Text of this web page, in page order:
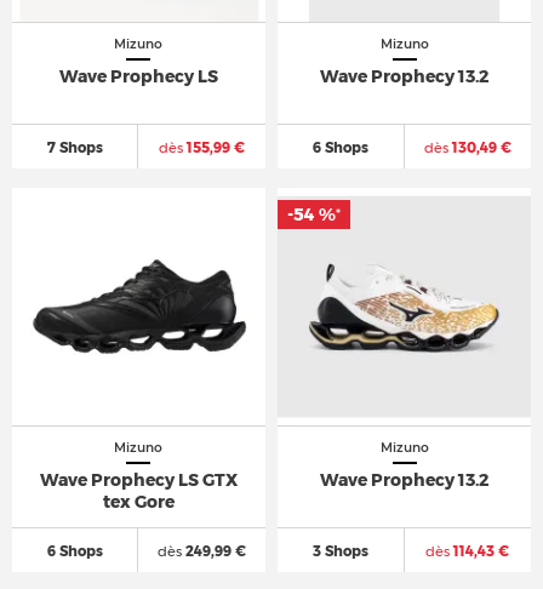
Mizuno
Wave Prophecy LS
7 Shops dès155,99 €
Mizuno
Wave Prophecy 13.2
6 Shops dès130,49 €
Mizuno
Wave Prophecy LS GTX
tex Gore
6 Shops dès249,99 €
Mizuno
Wave Prophecy 13.2
3 Shops dès114,43 €
-54 %*
-54 %*